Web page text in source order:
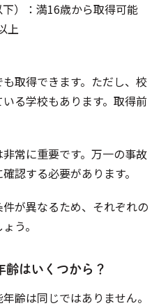
）：満16歳から取得可能
上
取得できます。ただし、校
る学校もあります。取得前
常に重要です。万一の事故
認する必要があります。
が異なるため、それぞれの
う。
齢はいくつから？
齢は同じではありません。